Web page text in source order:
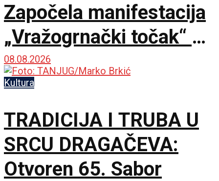
Započela manifestacija
„Vražogrnački točak“ u
porti Hrama Svete
Trojice
08.08.2026
Kultura
TRADICIJA I TRUBA U
SRCU DRAGAČEVA:
Otvoren 65. Sabor